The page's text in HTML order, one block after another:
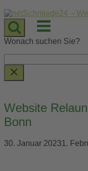
Skip
to
content
Menu
Wonach suchen Sie?
Website
Bonn
30. Januar 20231.